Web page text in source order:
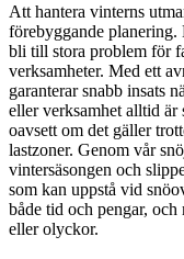
Att hantera vinterns
förebyggande
bli till stora problem för
verksamheter. Med ett
garanterar snabb insats
eller verksamhet alltid
oavsett om det gäller
lastzoner. Genom vår
vintersäsongen och
som kan uppstå vid
både tid och pengar,
eller olyckor.